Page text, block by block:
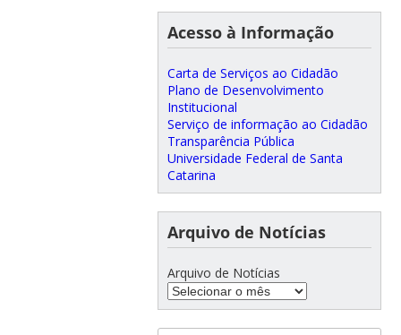
Acesso à Informação
Carta de Serviços ao Cidadão
Plano de Desenvolvimento
Institucional
Serviço de informação ao Cidadão
Transparência Pública
Universidade Federal de Santa
Catarina
Arquivo de Notícias
Arquivo de Notícias